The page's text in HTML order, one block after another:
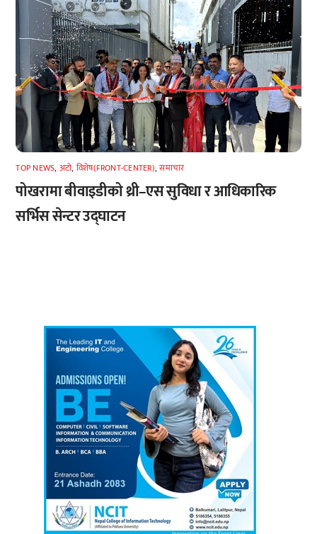
TOP NEWS, अटाे, विशेष(FRONT-CENTER),समाचार
पोखरामा बीवाइडीको थ्री–एस सुविधा र आधिकारिक
सर्भिस सेन्टर उद्घाटन